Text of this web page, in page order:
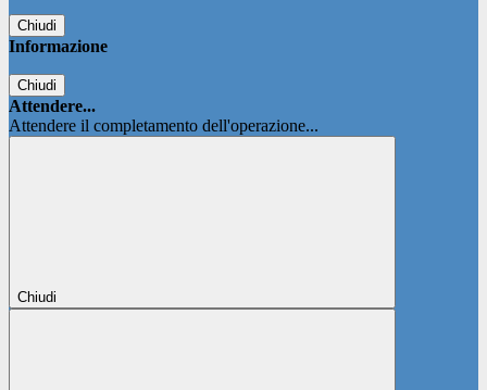
Chiudi
Informazione
Chiudi
Attendere...
Attendere il completamento dell'operazione...
Chiudi